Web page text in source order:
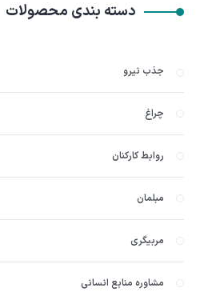
دسته بندی محصولات
جذب نیرو
چراغ
روابط کارکنان
مبلمان
مربیگری
مشاوره منابع انسانی